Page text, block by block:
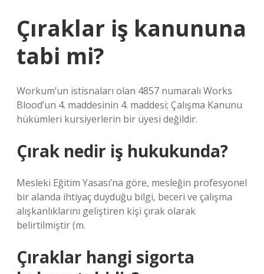
Çıraklar iş kanununa
tabi mi?
Workum’un istisnaları olan 4857 numaralı Works
Blood’un 4. maddesinin 4. maddesi; Çalışma Kanunu
hükümleri kursiyerlerin bir üyesi değildir.
Çırak nedir iş hukukunda?
Mesleki Eğitim Yasası’na göre, mesleğin profesyonel
bir alanda ihtiyaç duyduğu bilgi, beceri ve çalışma
alışkanlıklarını geliştiren kişi çırak olarak
belirtilmiştir (m.
Çıraklar hangi sigorta